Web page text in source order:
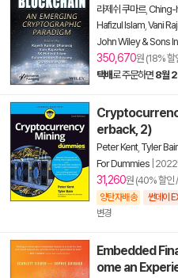
라제쉬 쿠마르, Ching-
Hafizul Islam Vani
John Wiley & Sons
350,670원 (18% 할
택배로 주문하면 8월
erback, 2)
Peter Kent, Tyler
For Dummies 2022
31,260원 (40% 할인
양탄자배송 썬데이
변경
Embedded
ome an